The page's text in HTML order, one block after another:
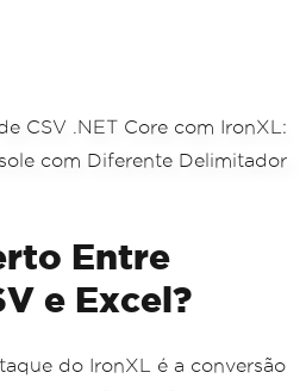
Entre
e Excel?
do IronXL é a conversão